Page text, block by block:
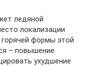
ледяной
локализации
горячей формы этой
– повышение
ухудшение